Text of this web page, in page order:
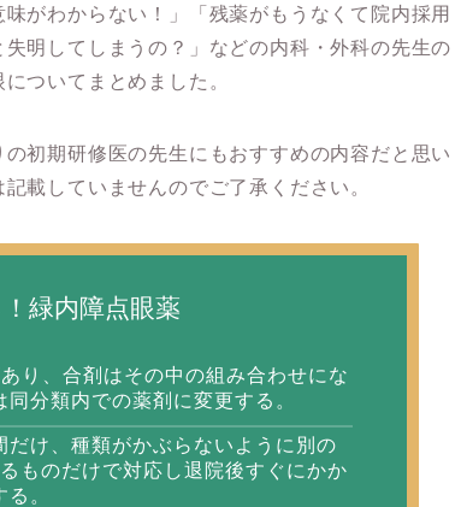
がわからない！」「残薬がもうなくて院内採用
明してしまうの？」などの内科・外科の先生の
ついてまとめました。
初期研修医の先生にもおすすめの内容だと思い
載していませんのでご了承ください。
緑内障点眼薬
り、合剤はその中の組み合わせにな
分類内での薬剤に変更する。
け、種類がかぶらないように別の
ものだけで対応し退院後すぐにかか
。